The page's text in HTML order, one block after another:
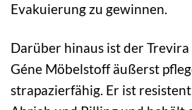
Evakuierung zu gewinnen.
Darüber hinaus ist der Trevira
Géne Möbelstoff äußerst
strapazierfähig. Er ist